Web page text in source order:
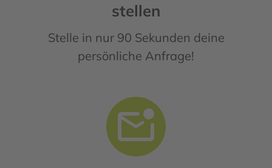
stellen
Stelle in nur 90 Sekunden deine
persönliche Anfrage!